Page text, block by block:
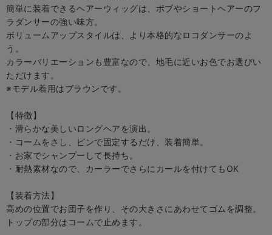
簡単に装着できるヘアーウィッグは、ボブやショートヘアーのフ
ラダンサーの強い味方。
ボリュームアップスタイルは、より本格的なロコダンサーのよ
う。
カラーバリエーションも豊富なので、地毛に近いお色でお選びい
ただけます。
※モデル着用はブラウンです。
【特徴】
・滑らかな美しいロングヘアを演出。
・コームをさし、ピンで固定するだけ、装着簡単。
・お家でシャンプーして長持ち。
・耐熱素材なので、カーラーでさらにカールを付けてもOK
【装着方法】
高めの位置でお団子を作り、その大きさにあわせてゴムを調整。
トップの部分はコームで止めます。